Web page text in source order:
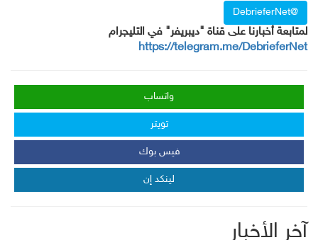
@DebrieferNet
لمتابعة أخبارنا على قناة "ديبريفر" في التليجرام
https://telegram.me/DebrieferNet
واتساب
تويتر
فيس بوك
لينكد إن
آخر الأخبار